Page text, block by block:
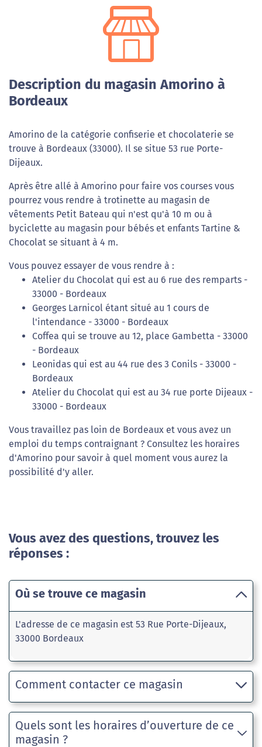
Description du magasin Amorino à
Bordeaux
Amorino de la catégorie confiserie et chocolaterie se
trouve à Bordeaux (33000). Il se situe 53 rue Porte-
Dijeaux.
Après être allé à Amorino pour faire vos courses vous
pourrez vous rendre à trotinette au magasin de
vêtements Petit Bateau qui n'est qu'à 10 m ou à
byciclette au magasin pour bébés et enfants Tartine &
Chocolat se situant à 4 m.
Vous pouvez essayer de vous rendre à :
Atelier du Chocolat qui est au 6 rue des remparts -
33000 - Bordeaux
Georges Larnicol étant situé au 1 cours de
l'intendance - 33000 - Bordeaux
Coffea qui se trouve au 12, place Gambetta - 33000
- Bordeaux
Leonidas qui est au 44 rue des 3 Conils - 33000 -
Bordeaux
Atelier du Chocolat qui est au 34 rue porte Dijeaux -
33000 - Bordeaux
Vous travaillez pas loin de Bordeaux et vous avez un
emploi du temps contraignant ? Consultez les horaires
d'Amorino pour savoir à quel moment vous aurez la
possibilité d'y aller.
Vous avez des questions, trouvez les
réponses :
Où se trouve ce magasin
L'adresse de ce magasin est 53 Rue Porte-Dijeaux,
33000 Bordeaux
Comment contacter ce magasin
Quels sont les horaires d’ouverture de ce
magasin ?